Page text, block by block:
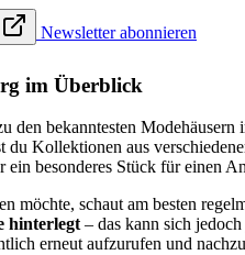
Newsletter abonnieren
im Überblick
den bekanntesten
Kollektionen aus
ein besonderes Stück für einen
möchte, schaut am besten
hinterlegt – das kann sich
erneut aufzurufen und